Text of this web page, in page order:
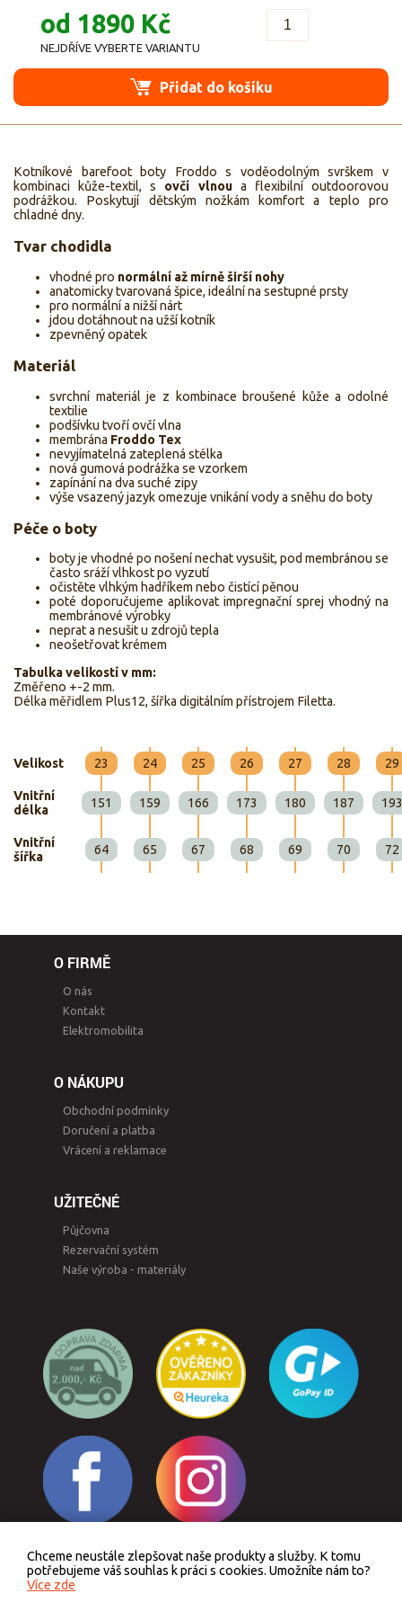
od 1890 Kč
NEJDŘÍVE VYBERTE VARIANTU
Přidat do košíku
Kotníkové barefoot boty Froddo s voděodolným svrškem v
kombinaci kůže-textil, s ovčí vlnoua flexibilní outdoorovou
podrážkou. Poskytují dětským nožkám komfort a teplo pro
chladné dny.
Tvar chodidla
vhodné pro normální až mírně širší nohy
anatomicky tvarovaná špice, ideální na sestupné prsty
pro normální a nižší nárt
jdou dotáhnout na užší kotník
zpevněný opatek
Materiál
svrchní materiál je z kombinace broušené kůže a odolné
textilie
podšívku tvoří ovčí vlna
membrána Froddo Tex
nevyjímatelná zateplená stélka
nová gumová podrážka se vzorkem
zapínání na dva suché zipy
výše vsazený jazyk omezuje vnikání vody a sněhu do boty
Péče o boty
boty je vhodné po nošení nechat vysušit, pod membránou se
často sráží vlhkost po vyzutí
očistěte vlhkým hadříkem nebo čistící pěnou
poté doporučujeme aplikovat impregnační sprej vhodný na
membránové výrobky
neprat a nesušit u zdrojů tepla
neošetřovat krémem
Tabulka velikostí v mm:
Změřeno +-2 mm.
Délka měřidlem Plus12, šířka digitálním přístrojem Filetta.
Velikost 23 24 25 26 27 28 29
Vnitřní
délka
151 159 166 173 180 187 193
Vnitřní
šířka
64 65 67 68 69 70 72
O FIRMĚ
O nás
Kontakt
Elektromobilita
O NÁKUPU
Obchodní podmínky
Doručení a platba
Vrácení a reklamace
UŽITEČNÉ
Půjčovna
Rezervační systém
Naše výroba - materiály
Odstoupit od smlouvy
Chceme neustále zlepšovat naše produkty a služby. K tomu
potřebujeme váš souhlas k práci s cookies. Umožníte nám to?
Více zde